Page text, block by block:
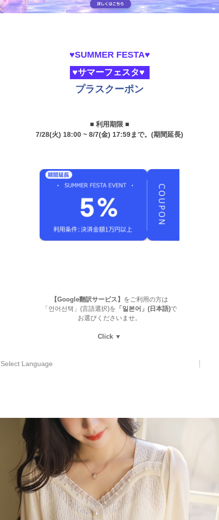
♥SUMMER FESTA♥
♥サマーフェスタ♥
プラスクーポン
■ 利用期限 ■
7/28(火) 18:00 ~ 8/7(金) 17:59まで。(期間延長)
【Google翻訳サービス】 をご利用の方は
「언어선택」(言語選択)を 「일본어」(日本語)で
お選びくださいませ。
Click ▼
Select Language